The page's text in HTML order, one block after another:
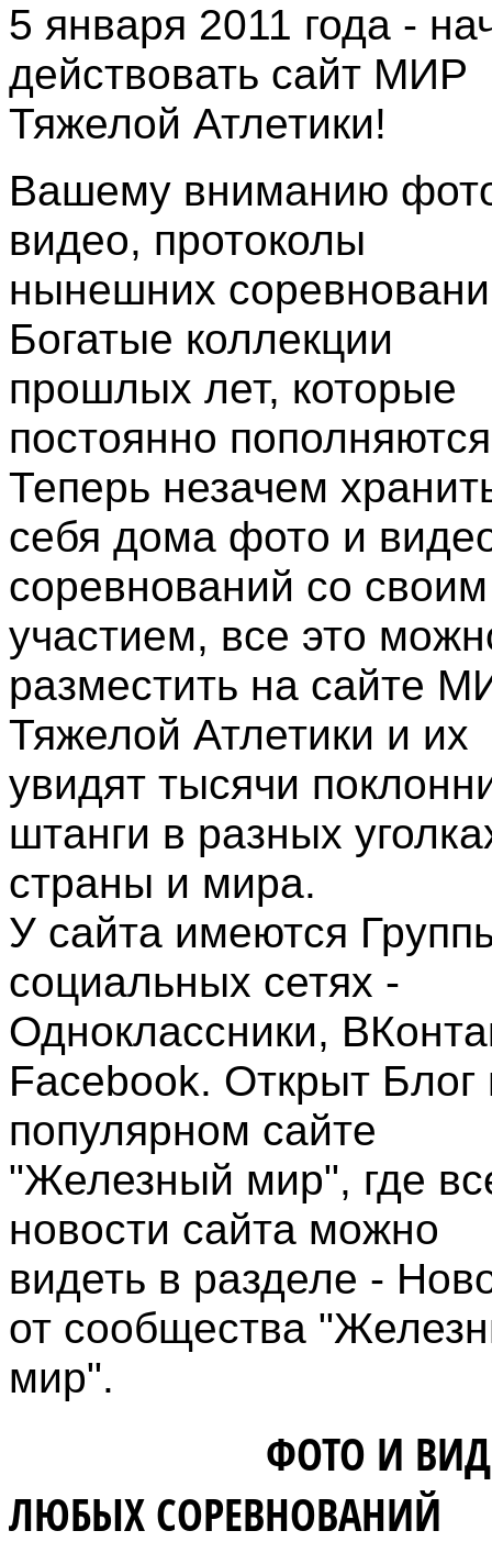
5 января 2011 года -
действовать сайт МИР
Тяжелой Атлетики!
Вашему вниманию
видео, протоколы
нынешних
Богатые коллекции
прошлых лет, которые
постоянно
Теперь незачем
себя дома фото и
соревнований со своим
участием, все это
разместить на сайте
Тяжелой Атлетики и их
увидят тысячи
штанги в разных
страны и мира.
У сайта имеются
социальных сетях -
Одноклассники,
Facebook. Открыт Блог
популярном сайте
"Железный мир", где
новости сайта можно
видеть в разделе -
от сообщества
мир".
ФОТО И
ЛЮБЫХ СОРЕВНОВАНИЙ